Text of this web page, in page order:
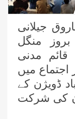
جیلانی
نے3 اکتوبر2023ء بروز منگل
قائم مدنی
میں
ڈویژن کے
کی شرکت